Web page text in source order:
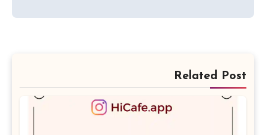
Related Post